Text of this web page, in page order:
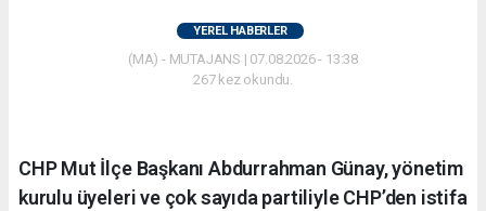
YEREL HABERLER
(MA) - MUTAJANS | 07.08.2026 - 13:38
267 kez okundu.
CHP Mut İlçe Başkanı Abdurrahman Günay, yönetim
kurulu üyeleri ve çok sayıda partiliyle CHP’den istifa